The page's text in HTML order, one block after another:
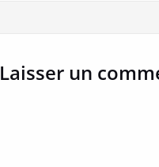
Laisser un